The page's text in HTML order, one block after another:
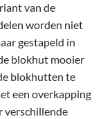
van de
worden niet
gestapeld in
blokhut mooier
blokhutten te
een overkapping
verschillende